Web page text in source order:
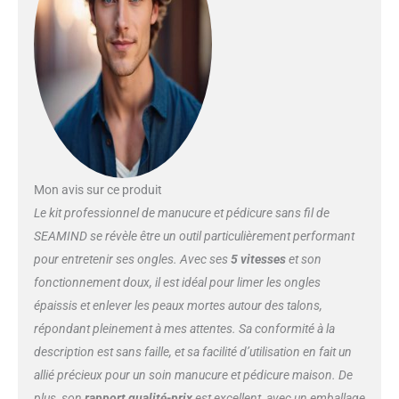
mAh, cette lime à ongles
électrique vous permet de
profiter de votre temps de mani
et de pédicure où que vous le
souhaitez, sans les tracas de
câble gênant. En outre, cette
lime à ongles prend également
en charge le fonctionnement
filaire lorsque l'alimentation est
moulin à ongles est un must
have pour les hommes, les
femmes et les personnes âgées
qui ont des ongles épais des
doigts et des orteils. Il peut
affiner et façonner les ongles
épais avec son moteur puissant
de qualité. 【 5 vitesses et
double rotation 】 La fonction
Mon avis sur ce produit
Le kit professionnel de manucure et pédicure sans fil de
SEAMIND se révèle être un outil particulièrement performant
pour entretenir ses ongles. Avec ses5 vitesseset son
fonctionnement doux, il est idéal pour limer les ongles
épaissis et enlever les peaux mortes autour des talons,
répondant pleinement à mes attentes. Sa conformité à la
description est sans faille, et sa facilité d’utilisation en fait un
allié précieux pour un soin manucure et pédicure maison. De